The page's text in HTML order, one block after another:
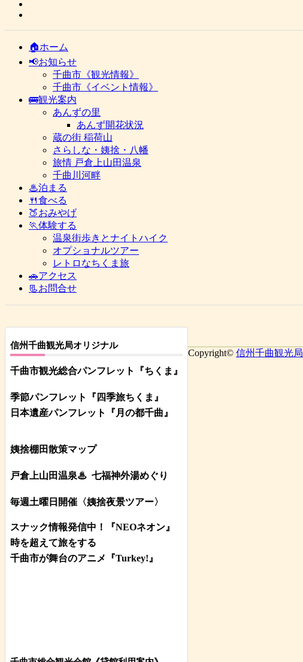
🏠ホーム
📢お知らせ
千曲市《観光情報》
千曲市《イベント情報》
🚌観光案内
あんずの里
あんず開花状況
蔵の街 稲荷山
さらしな・姨捨・八幡
旅情 戸倉上山田温泉
千曲川河畔
♨泊まる
🍴食べる
🍑おみやげ
🏃体験する
温泉街歩きとナイトハイク
オプショナルツアー
レトロなちくま旅
🚗アクセス
📃お問合せ
信州千曲観光局オリジナル
千曲市観光総合パンフレット 『ちくま』
季節パンフレット『四季旅ちくま』
日本遺産パンフレット
『月の都千曲』
姨捨棚田散策マップ
戸倉上山田温泉♨ 七福神外湯めぐり
毎週土曜日開催〈姨捨夜景ツアー〉
スナック情報発信中！『NEOネオン』
時を超えて旅をする
千曲市が舞台のアニメ『Turkey!』
Copyright© 信州千曲観光局